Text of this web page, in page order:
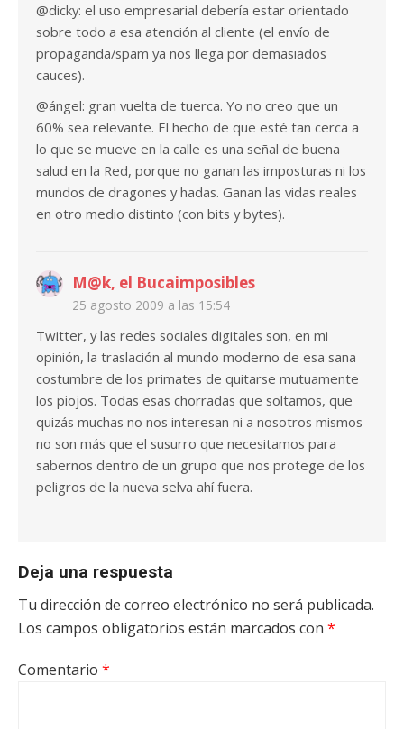
@dicky: el uso empresarial debería estar orientado
sobre todo a esa atención al cliente (el envío de
propaganda/spam ya nos llega por demasiados
cauces).
@ángel: gran vuelta de tuerca. Yo no creo que un
60% sea relevante. El hecho de que esté tan cerca a
lo que se mueve en la calle es una señal de buena
salud en la Red, porque no ganan las imposturas ni los
mundos de dragones y hadas. Ganan las vidas reales
en otro medio distinto (con bits y bytes).
M@k, el Bucaimposibles
25 agosto 2009 a las 15:54
Twitter, y las redes sociales digitales son, en mi
opinión, la traslación al mundo moderno de esa sana
costumbre de los primates de quitarse mutuamente
los piojos. Todas esas chorradas que soltamos, que
quizás muchas no nos interesan ni a nosotros mismos
no son más que el susurro que necesitamos para
sabernos dentro de un grupo que nos protege de los
peligros de la nueva selva ahí fuera.
Deja una respuesta
Tu dirección de correo electrónico no será publicada.
Los campos obligatorios están marcados con *
Comentario *